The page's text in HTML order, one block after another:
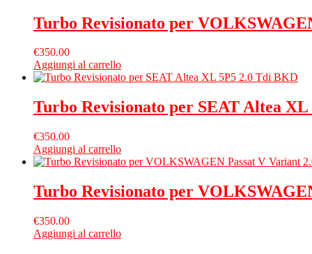
Turbo Revisionato per
€350.00
Aggiungi al carrello
Turbo Revisionato per SEAT Altea
€350.00
Aggiungi al carrello
Turbo Revisionato per
€350.00
Aggiungi al carrello